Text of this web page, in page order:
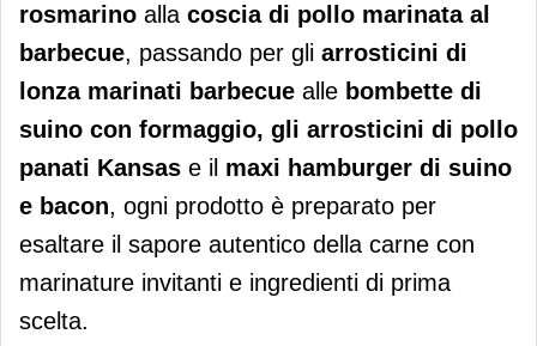
rosmarino alla coscia di pollo marinata al
barbecue, passando per gli arrosticini di
lonza marinati barbecue alle bombette di
suino con formaggio, gli arrosticini di pollo
panati Kansas e il maxi hamburger di suino
e bacon, ogni prodotto è preparato per
esaltare il sapore autentico della carne con
marinature invitanti e ingredienti di prima
scelta.